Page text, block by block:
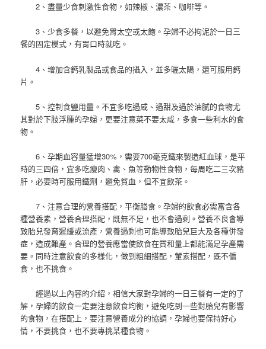
2、盡量少食刺激性食物，如辣椒、濃茶、咖啡等。
3、少食多餐，以避免胃太空或太飽。孕婦不必拘泥於一日三
餐的固定模式，有胃口時就吃。
4、增加含鈣乳製品或食品的攝入，並多曬太陽，還可服用鈣
片。
5、控制食鹽用量。不宜多吃過咸、過甜及過於油膩的食物尤
其對於下肢浮腫的孕婦，更要注意菜不要太咸，多食一些利水的食
物。
6、孕期血容量猛增30%，需要700毫克鐵來製造紅血球，是平
時的三四倍，宜多吃瘦肉、禽、魚等動物性食物，每周吃二三次豬
肝，必要時可服用鐵劑，避免貧血，但不宜飲茶。
7、注意合理的營養搭配，平衡膳食。孕婦的飲食必需富含各
種營養素，營養合理搭配，既無不足，也不會過剩。營養不良會導
致胎兒發育遲緩或流產，營養過剩也可能導致胎兒巨大及各種併發
症，造成難產。合理的營養應當使飲食在質和量上都能滿足孕產需
要。同時注意飲食的多樣化，做到粗細搭配，葷素搭配，既不偏
食，也不挑食。
經過以上內容的介紹，相信大家對孕婦的一日三餐有一定的了
解，孕婦的飲食一定要注意飲食均衡，避免吃到一些對胎兒有影響
的食物，在搭配上，要注意營養成分的協調，孕婦也要保持好心
情，不要挑食，也不要專挑某種食物。